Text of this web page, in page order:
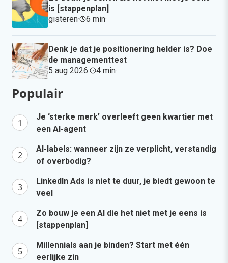
is [stappenplan]
gisteren· 6 min·
Denk je dat je positionering helder is? Doe
de managementtest
5 aug 2026· 4 min·
Populair
Je ‘sterke merk’ overleeft geen kwartier met
een AI-agent
AI-labels: wanneer zijn ze verplicht, verstandig
of overbodig?
LinkedIn Ads is niet te duur, je biedt gewoon te
veel
Zo bouw je een AI die het niet met je eens is
[stappenplan]
Millennials aan je binden? Start met één
eerlijke zin